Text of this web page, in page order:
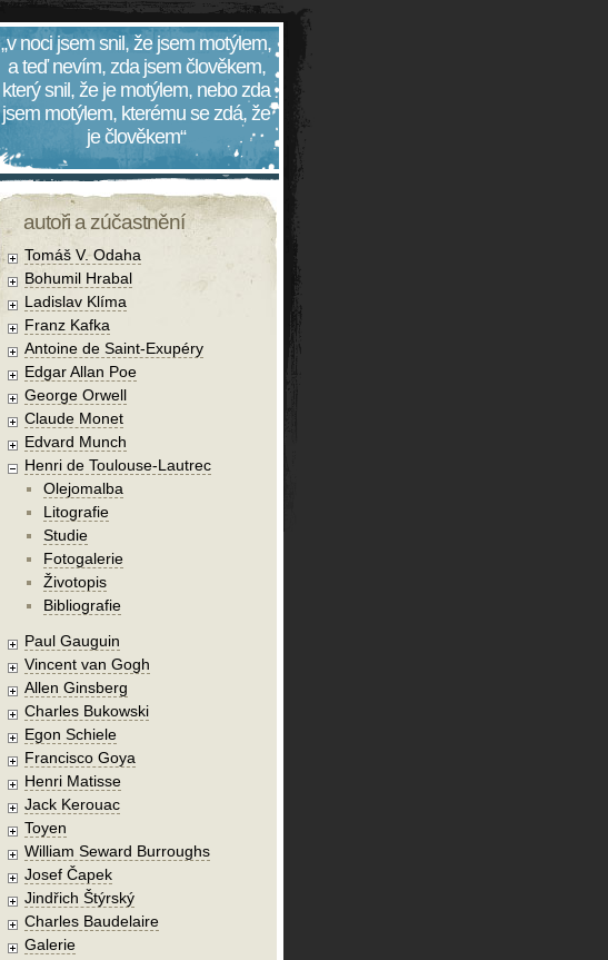
„v noci jsem snil, že jsem motýlem,
a teď nevím, zda jsem člověkem,
který snil, že je motýlem, nebo zda
jsem motýlem, kterému se zdá, že
je člověkem“
autoři a zúčastnění
Tomáš V. Odaha
Bohumil Hrabal
Ladislav Klíma
Franz Kafka
Antoine de Saint-Exupéry
Edgar Allan Poe
George Orwell
Claude Monet
Edvard Munch
Henri de Toulouse-Lautrec
Olejomalba
Litografie
Studie
Fotogalerie
Životopis
Bibliografie
Paul Gauguin
Vincent van Gogh
Allen Ginsberg
Charles Bukowski
Egon Schiele
Francisco Goya
Henri Matisse
Jack Kerouac
Toyen
William Seward Burroughs
Josef Čapek
Jindřich Štýrský
Charles Baudelaire
Galerie